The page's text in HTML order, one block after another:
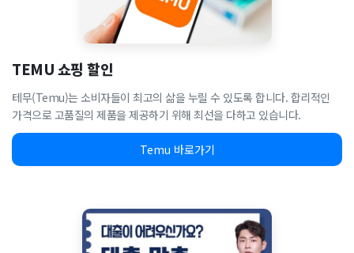
TEMU 쇼핑 할인
테무(Temu)는 소비자들이 최고의 삶을 누릴 수 있도록 합니다. 합리적인
가격으로 고품질의 제품을 제공하기 위해 최선을 다하고 있습니다.
Temu 바로가기